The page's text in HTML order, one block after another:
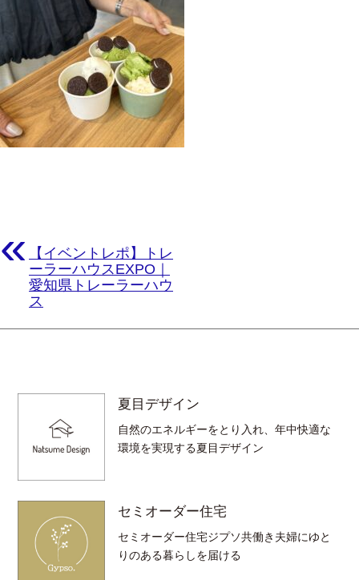
«
【イベントレポ】トレ
ーラーハウスEXPO｜
愛知県トレーラーハウ
ス
夏目デザイン
自然のエネルギーをとり入れ、年中快適な
環境を実現する夏目デザイン
セミオーダー住宅
セミオーダー住宅ジプソ共働き夫婦にゆと
りのある暮らしを届ける